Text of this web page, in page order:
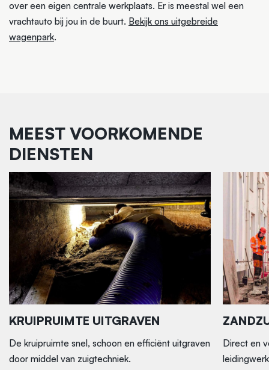
over een eigen centrale werkplaats. Er is meestal wel een
vrachtauto bij jou in de buurt. Bekijk ons uitgebreide
wagenpark.
MEEST VOORKOMENDE
DIENSTEN
KRUIPRUIMTE UITGRAVEN
De kruipruimte snel, schoon en efficiënt uitgraven
door middel van zuigtechniek.
Direct en